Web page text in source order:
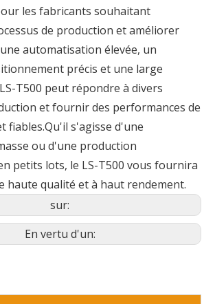
les fabricants souhaitant
de production et améliorer
automatisation élevée, un
précis et une large
T500 peut répondre à divers
et fournir des performances de
fiables.Qu'il s'agisse d'une
ou d'une production
petits lots, le LS-T500 vous fournira
haute qualité et à haut rendement.
sur:
En vertu d'un: